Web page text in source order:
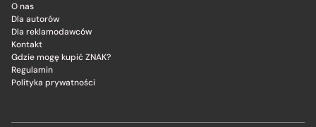
O nas
Dla autorów
Dla reklamodawców
Kontakt
Gdzie mogę kupić ZNAK?
Regulamin
Polityka prywatności